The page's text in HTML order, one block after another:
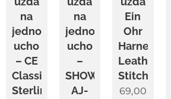
na
jedno
ucho
– CE
Classic
Sterling
na
jedno
ucho
–
SHOW
AJ-
Ein
Ohr
Harness
Leather
Stitched
69,00